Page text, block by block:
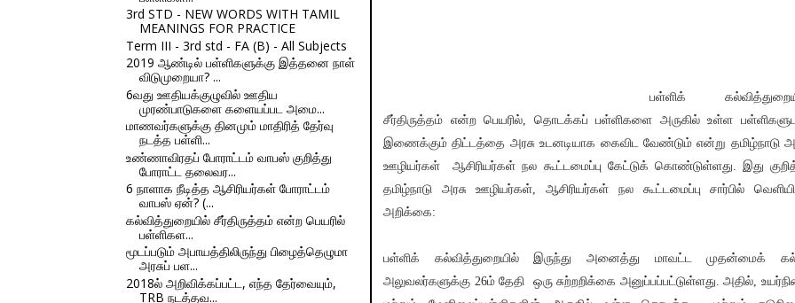
3rd STD - NEW WORDS WITH TAMIL
MEANINGS FOR PRACTICE
Term III - 3rd std - FA (B) - All Subjects
2019 ஆண்டில் பள்ளிகளுக்கு இத்தனை நாள்
விடுமுறையா? ...
6வது ஊதியக்குழுவில் ஊதிய
முரண்பாடுகளை களையப்பட அமை...
மாணவர்களுக்கு தினமும் மாதிரித் தேர்வு
நடத்த பள்ளி...
உண்ணாவிரதப் போராட்டம் வாபஸ் குறித்து
போராட்ட தலைவர...
6 நாளாக நீடித்த ஆசிரியர்கள் போராட்டம்
வாபஸ் ஏன்? (...
கல்வித்துறையில் சீர்திருத்தம் என்ற பெயரில்
பள்ளிகள...
மூடப்படும் அபாயத்திலிருந்து பிழைத்தெழுமா
அரசுப் பள...
2018ல் அறிவிக்கப்பட்ட, எந்த தேர்வையும்,
TRB நடத்தவ...
பள்ளிக்
சீர்திருத்தம் என்ற பெயரில், தொடக்கப் பள்ளிகளை அருகில் உள்ள
இணைக்கும் திட்டத்தை அரசு உடனடியாக கைவிட வேண்டும் என்று தமிழ்நாடு
ஊழியர்கள் ஆசிரியர்கள் நல கூட்டமைப்பு கேட்டுக் கொண்டுள்ளது. இது
தமிழ்நாடு அரசு ஊழியர்கள், ஆசிரியர்கள் நல கூட்டமைப்பு சார்பில்
அறிக்கை:
பள்ளிக் கல்வித்துறையில் இருந்து அனைத்து மாவட்ட முதன்மைக்
அலுவலர்களுக்கு 26ம் தேதி ஒரு சுற்றறிக்கை அனுப்பப்பட்டுள்ளது. அதில்,